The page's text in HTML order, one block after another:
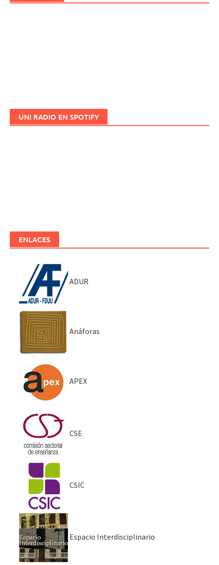
UNI RADIO EN SPOTIFY
ENLACES
ADUR
Anáforas
APEX
CSE
CSIC
Espacio Interdisciplinario